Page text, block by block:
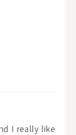
I really like